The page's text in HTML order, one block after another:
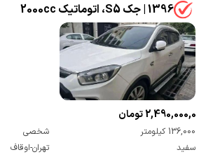
1396 | جک S5، اتوماتیک 2000cc
2,490,000,000 تومان
136,000 کیلومتر
شخصی
سفید
تهران-اوقاف